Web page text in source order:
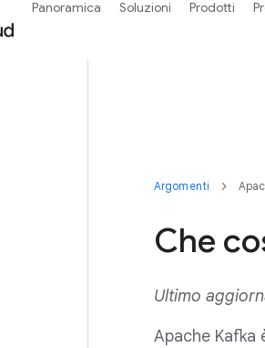
Argomenti
Che
Ultimo
Apache Kafka
Panoramica Soluzioni Prodotti